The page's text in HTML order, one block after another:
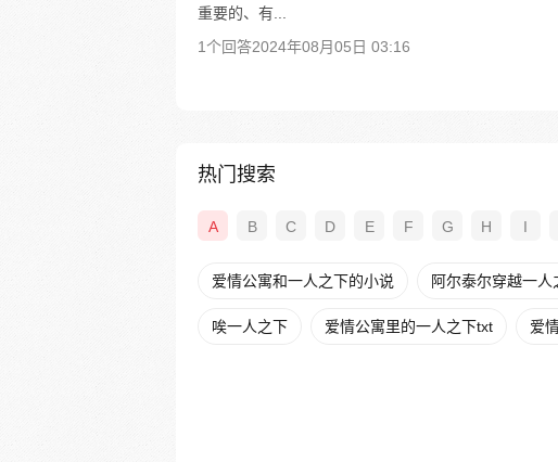
重要的、有...
1个回答2024年08月05日 03:16
热门搜索
A B C D E F G H I
爱情公寓和一人之下的小说 阿尔泰尔穿越一人
唉一人之下 爱情公寓里的一人之下txt 爱